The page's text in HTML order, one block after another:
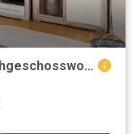
Helle und gepflegte 2 Zimmer Dachgeschosswohnung mit großzügigem Balkon in Bad Oeynhausen